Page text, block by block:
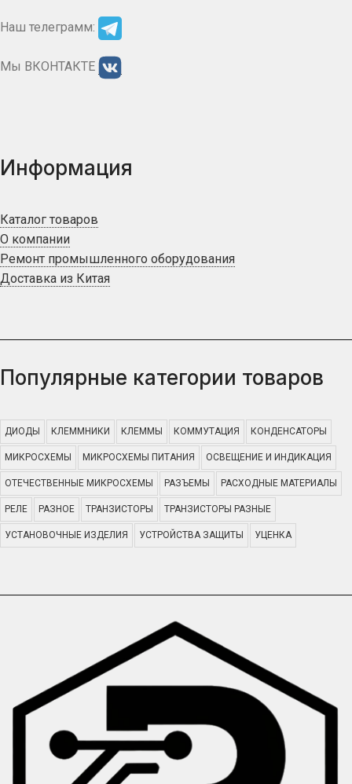
Наш телеграмм:
Мы ВКОНТАКТЕ
Информация
Каталог товаров
О компании
Ремонт промышленного оборудования
Доставка из Китая
Популярные категории товаров
ДИОДЫ КЛЕММНИКИ КЛЕММЫ КОММУТАЦИЯ КОНДЕНСАТОРЫ
МИКРОСХЕМЫ МИКРОСХЕМЫ ПИТАНИЯ ОСВЕЩЕНИЕ И ИНДИКАЦИЯ
ОТЕЧЕСТВЕННЫЕ МИКРОСХЕМЫ РАЗЪЕМЫ РАСХОДНЫЕ МАТЕРИАЛЫ
РЕЛЕ РАЗНОЕ ТРАНЗИСТОРЫ ТРАНЗИСТОРЫ РАЗНЫЕ
УСТАНОВОЧНЫЕ ИЗДЕЛИЯ УСТРОЙСТВА ЗАЩИТЫ УЦЕНКА